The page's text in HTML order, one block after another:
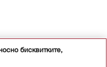
бисквитките,